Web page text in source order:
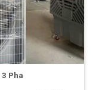
Pha